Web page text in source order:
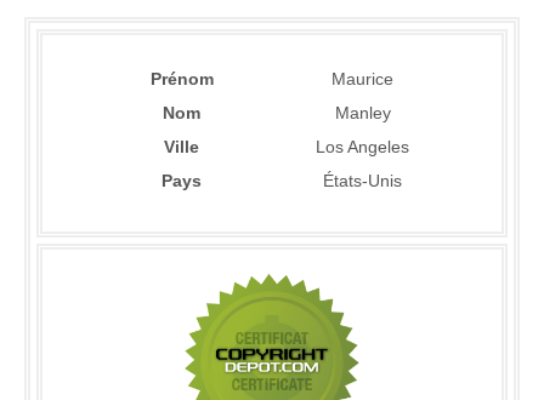
Prénom
Maurice
Nom
Manley
Ville
Los Angeles
Pays
États-Unis